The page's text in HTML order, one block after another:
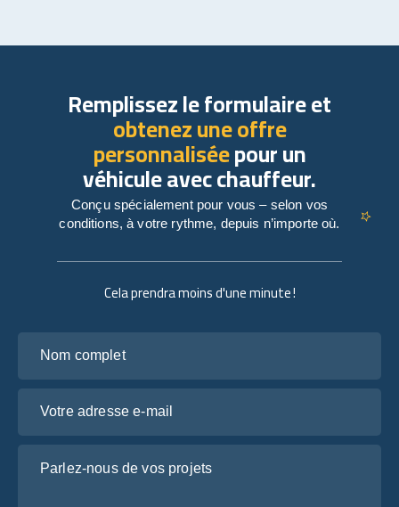
Cela prendra moins d'une minute !
Remplissez le formulaire et
obtenez une offre
personnaliséepour un
véhicule avec chauffeur.
Conçu spécialement pour vous – selon vos
conditions, à votre rythme, depuis n’importe où.